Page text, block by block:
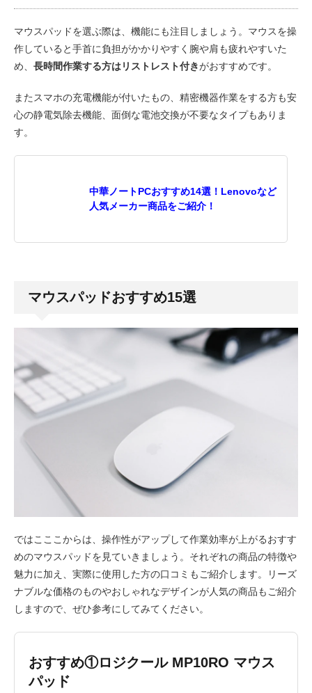
マウスパッドを選ぶ際は、機能にも注目しましょう。マウスを操
作していると手首に負担がかかりやすく腕や肩も疲れやすいた
め、 長時間作業する方はリストレスト付きがおすすめです。
またスマホの充電機能が付いたもの、精密機器作業をする方も安
心の静電気除去機能、面倒な電池交換が不要なタイプもありま
す。
中華ノートPCおすすめ14選！Lenovoなど
人気メーカー商品をご紹介！
マウスパッドおすすめ15選
ではこここからは、操作性がアップして作業効率が上がるおすす
めのマウスパッドを見ていきましょう。それぞれの商品の特徴や
魅力に加え、実際に使用した方の口コミもご紹介します。リーズ
ナブルな価格のものやおしゃれなデザインが人気の商品もご紹介
しますので、ぜひ参考にしてみてください。
おすすめ①ロジクール MP10RO マウス
パッド